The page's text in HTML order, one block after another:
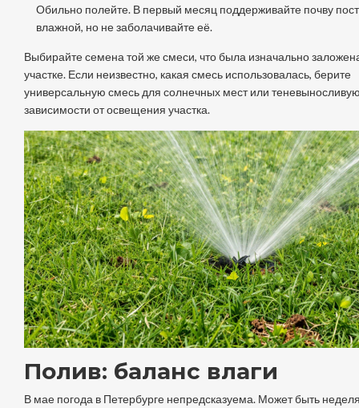
Обильно полейте. В первый месяц поддерживайте почву
влажной, но не заболачивайте её.
Выбирайте семена той же смеси, что была изначально
участке. Если неизвестно, какая смесь использовалась, берите
универсальную смесь для солнечных мест или
зависимости от освещения участка.
Полив: баланс влаги
В мае погода в Петербурге непредсказуема. Может быть